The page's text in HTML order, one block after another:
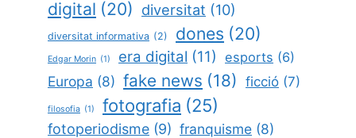
digital (20) diversitat (10)
diversitat informativa (2) dones (20)
Edgar Morin (1) era digital (11) esports (6)
Europa (8) fake news (18) ficció (7)
filosofia (1) fotografia (25)
fotoperiodisme (9) franquisme (8)